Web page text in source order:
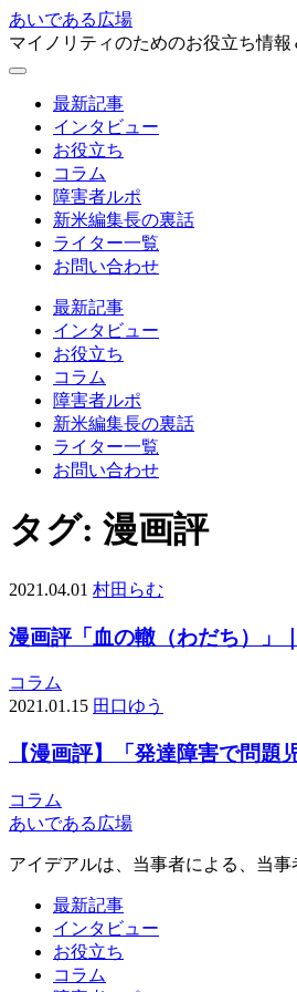
あいである広場
マイノリティのためのお役立ち情報
最新記事
インタビュー
お役立ち
コラム
障害者ルポ
新米編集長の裏話
ライター一覧
お問い合わせ
最新記事
インタビュー
お役立ち
コラム
障害者ルポ
新米編集長の裏話
ライター一覧
お問い合わせ
タグ: 漫画評
2021.04.01 村田らむ
漫画評「血の轍（わだち）」
コラム
2021.01.15 田口ゆう
【漫画評】「発達障害で問
コラム
あいである広場
アイデアルは、当事者による、当事
最新記事
インタビュー
お役立ち
コラム